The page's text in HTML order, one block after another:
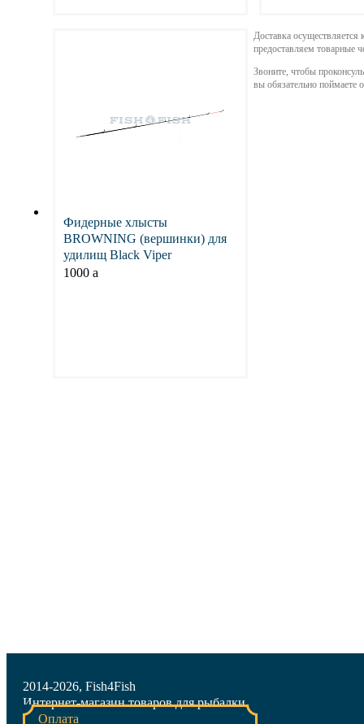
Фидерные хлысты
BROWNING (вершинки) для
удилищ Black Viper
1000 a
Доставка
предоставляем товарные
Звоните, чтобы
вы обязательно поймаете
2014-2026, Fish4Fish
Интернет-магазин товаров для рыбалки
Оплата